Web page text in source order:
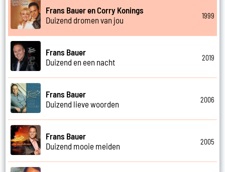
Frans Bauer en Corry Konings
Duizend dromen van jou
1999
Frans Bauer
Duizend en een nacht
2019
Frans Bauer
Duizend lieve woorden
2006
Frans Bauer
Duizend mooie meiden
2005